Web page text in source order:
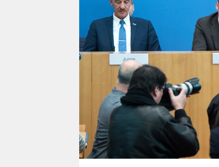
verlag
verlag
veranstaltungen
fragen & hilfe
unterstützen
abo
genossenschaft